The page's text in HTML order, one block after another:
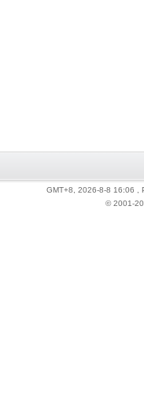
GMT+8, 2026-8-8 16:06
© 2001-